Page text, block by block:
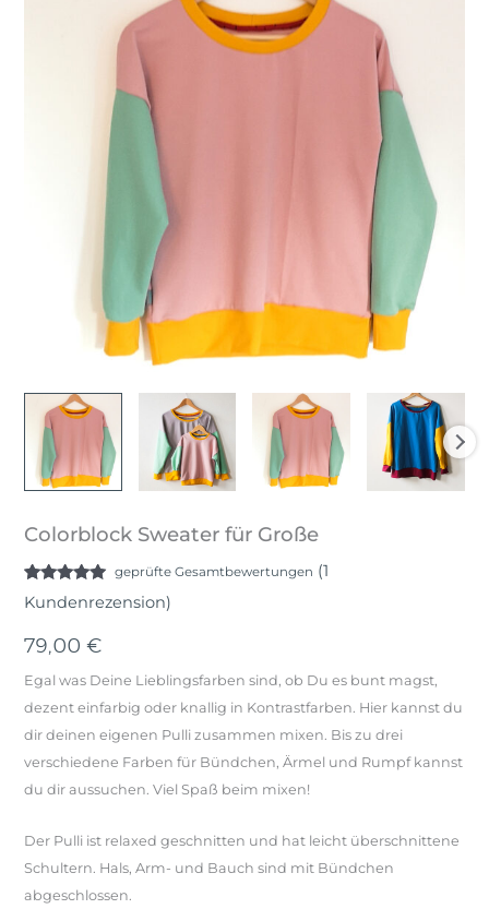
Colorblock Sweater für Große
Bewertet
mit 5.00
basierend
auf
1
Kundenbewertung
geprüfte Gesamtbewertungen (1
Kundenrezension)
79,00€
Egal was Deine Lieblingsfarben sind, ob Du es bunt magst,
dezent einfarbig oder knallig in Kontrastfarben. Hier kannst du
dir deinen eigenen Pulli zusammen mixen. Bis zu drei
verschiedene Farben für Bündchen, Ärmel und Rumpf kannst
du dir aussuchen. Viel Spaß beim mixen!
Der Pulli ist relaxed geschnitten und hat leicht überschnittene
Schultern. Hals, Arm- und Bauch sind mit Bündchen
abgeschlossen.